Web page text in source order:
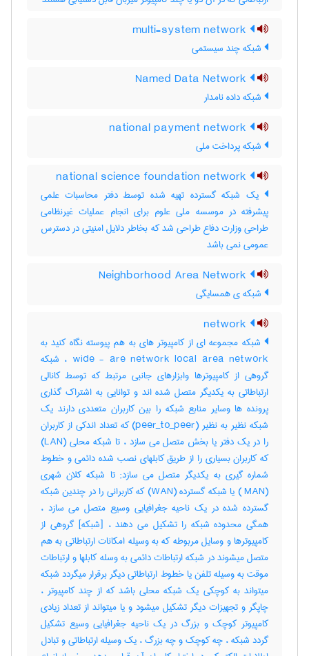
شبکه چند سیستمی
شبکه داده نامدار
شبکه پرداخت ملی
یک شبکه گسترده تهیه شده توسط دفتر محاسبات علمی
پیشرفته در موسسه ملی علوم برای انجام عملیات غیرنظامی
طراحی وزارت دفاع طراحی شد که بخاطر دلایل امنیتی در دسترس
عمومی نمی باشد
شبکه‌ ی همسایگی
شبکه مجموعه ای از کامپیوتر های به هم پیوسته نگاه کنید به
wide - are network local area network ، شبکه
گروهی از کامپیوترها وابزارهای جانبی مرتبط که توسط کانالی
ارتباطاتی به یکدیگر متصل شده اند و توانایی به اشتراک گذاری
پرونده ها وسایر منابع شبکه را بین کاربران متعددی دارند یک
شبکه نظیر به نظیر (peer_to_peer) که تعداد اندکی از کاربران
را در یک دفتر یا بخش متصل می سازد ، تا شبکه محلی (LAN)
که کاربران بسیاری را از طریق کابلهای نصب شده دائمی و خطوط
شماره گیری به یکدیگر متصل می سازد; تا شبکه کلان شهری
(MAN ) یا شبکه گسترده (WAN) که کاربرانی را در چندین شبکه
گسترده شده در یک ناحیه جغرافیایی وسیع متصل می سازد ،
همگی محدوده شبکه را تشکیل می دهند ، [شبکه] گروهی از
کامپیوترها و وسایل مربوطه که به وسیله امکانات ارتباطاتی به هم
متصل میشوند در شبکه ارتباطات دائمی به وسله کابلها و ارتباطات
موقت به وسیله تلفن یا خطوط ارتباطاتی دیگر برقرار میگردد شبکه
میتواند به کوچکی یک شبکه محلی باشد که از چند کامپیوتر ،
چاپگر و تجهیزات دیگر تشکیل میشود و یا میتواند از تعداد زیادی
کامپیوتر کوچک و بزرگ در یک ناحیه جغرافیایی وسیع تشکیل
گردد شبکه ، چه کوچک و چه بزرگ ، یک وسیله ارتباطاتی و تبادل